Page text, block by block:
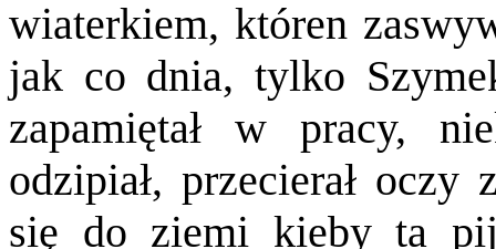
wiaterkiem, któren
jak co dnia, tylko
zapamiętał w pracy,
odzipiał, przecierał oczy
się do ziemi kieby ta